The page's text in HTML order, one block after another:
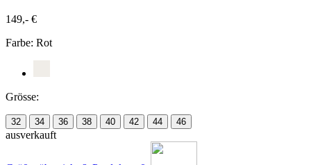
149,- €
Farbe: Rot
Grösse:
32 34 36 38 40 42 44 46
ausverkauft